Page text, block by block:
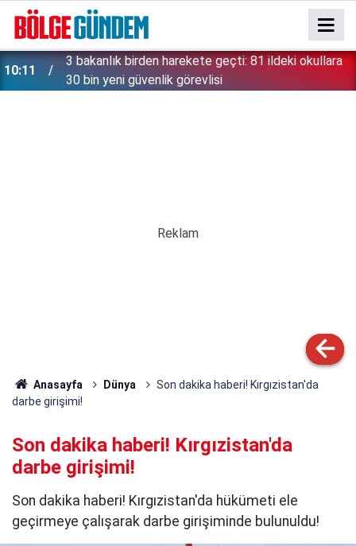
10:11
3 bakanlık birden harekete geçti: 81 ildeki okullara
30 bin yeni güvenlik görevlisi
Anasayfa Dünya
Son dakika haberi! Kırgızistan'da
darbe girişimi!
Son dakika haberi! Kırgızistan'da
darbe girişimi!
Son dakika haberi! Kırgızistan'da hükümeti ele
geçirmeye çalışarak darbe girişiminde bulunuldu!